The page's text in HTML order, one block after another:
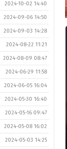
2024-10-02 14:40
2024-09-06 14:50
2024-09-03 14:28
2024-08-22 11:21
2024-08-09 08:47
2024-06-29 11:58
2024-06-05 16:04
2024-05-30 16:40
2024-05-16 09:47
2024-05-08 16:02
2024-05-03 14:25